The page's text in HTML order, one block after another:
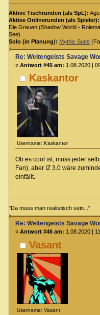
Aktive Tischrunden (als SpL):
Aktive Onlinerunden (als Spieler):
Die Grauen (Shadow World -
See)
Solo (in Planung): Mythic Suns
Kaskantor
Username: Kaskantor
Re: Weltengeists Savage
« Antwort #45 am: 1.08.2020 |
Ob es cool ist, muss jeder
Fan), aber IZ 3.0 wäre
einfällt.
"Da muss man realistisch sein..."
Vasant
Username: Vasant
Re: Weltengeists Savage
« Antwort #46 am: 1.08.2020 |